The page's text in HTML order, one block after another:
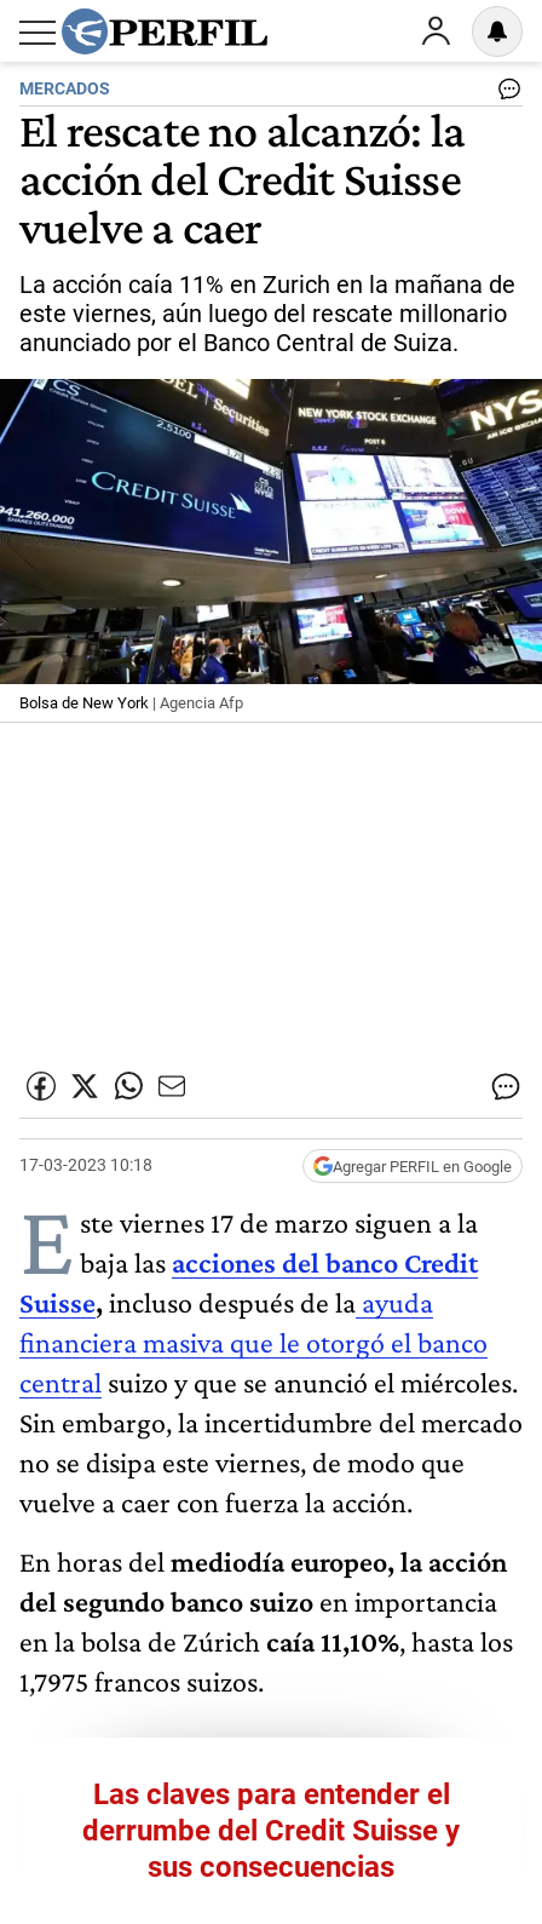
MERCADOS
El rescate no alcanzó: la
acción del Credit Suisse
vuelve a caer
La acción caía 11% en Zurich en la mañana de
este viernes, aún luego del rescate millonario
anunciado por el Banco Central de Suiza.
Bolsa de New York | Agencia Afp
17-03-2023 10:18 Agregar PERFIL en Google
E ste viernes 17 de marzo siguen a la
baja las acciones del banco Credit
Suisse,incluso después de la ayuda
financiera masiva que le otorgó el banco
central suizo y que se anunció el miércoles.
Sin embargo, la incertidumbre del mercado
no se disipa este viernes, de modo que
vuelve a caer con fuerza la acción.
En horas del mediodía europeo, la acción
del segundo banco suizo en importancia
en la bolsa de Zúrich caía 11,10%, hasta los
1,7975 francos suizos.
Las claves para entender el
derrumbe del Credit Suisse y
sus consecuencias